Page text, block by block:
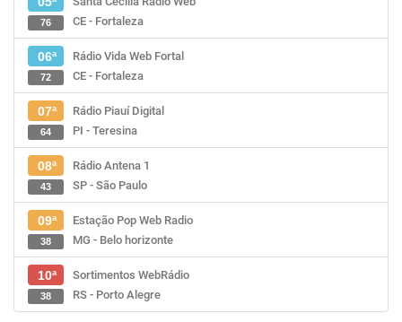
CE - Fortaleza
76
06ª
Rádio Vida Web Fortal
CE - Fortaleza
72
07ª
Rádio Piauí Digital
PI - Teresina
64
08ª
Rádio Antena 1
SP - São Paulo
43
09ª
Estação Pop Web Radio
MG - Belo horizonte
38
10ª
Sortimentos WebRádio
RS - Porto Alegre
38